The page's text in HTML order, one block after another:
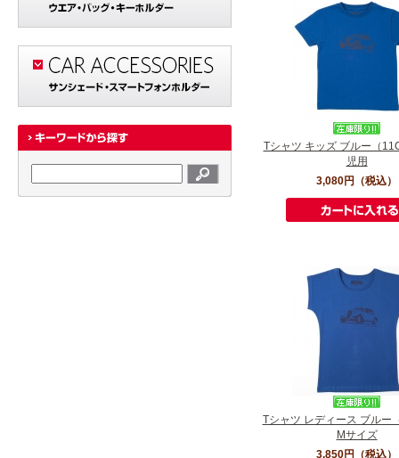
Tシャツ キッズ ブルー（
児用
3,080円
（税込）
Tシャツ レディース ブルー
Mサイズ
3,850円
（税込）